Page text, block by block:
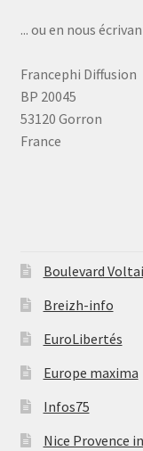
... ou en nous
Francephi Diffusion
BP 20045
53120 Gorron
France
Boulevard
Breizh-info
EuroLibertés
Europe maxima
Infos75
Nice Provence